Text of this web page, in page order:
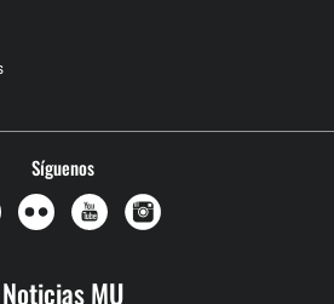
Síguenos
Noticias MU